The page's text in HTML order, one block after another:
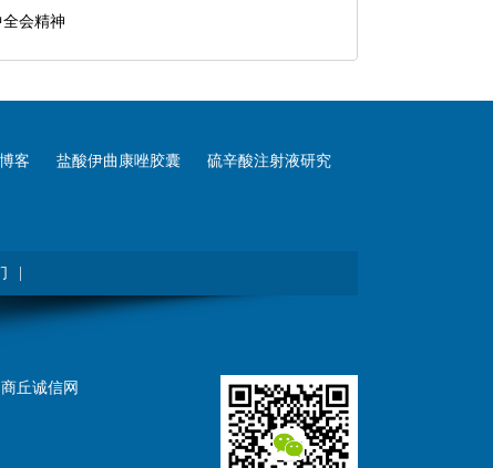
会精神
客 盐酸伊曲康唑胶囊 硫辛酸注射液研究
商丘诚信网